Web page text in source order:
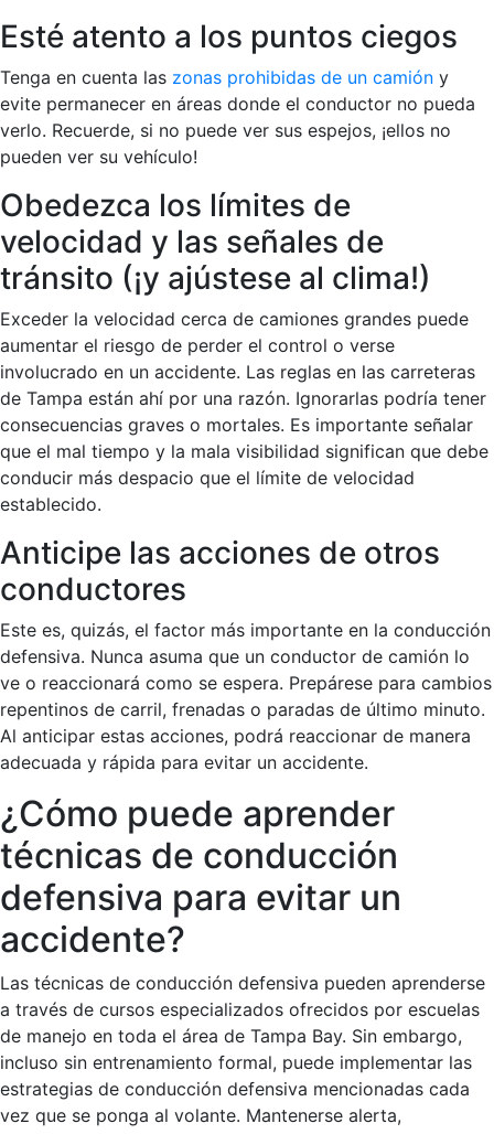
Esté atento a los puntos ciegos
Tenga en cuenta las zonas prohibidas de un camión y
evite permanecer en áreas donde el conductor no pueda
verlo. Recuerde, si no puede ver sus espejos, ¡ellos no
pueden ver su vehículo!
Obedezca los límites de
velocidad y las señales de
tránsito (¡y ajústese al clima!)
Exceder la velocidad cerca de camiones grandes puede
aumentar el riesgo de perder el control o verse
involucrado en un accidente. Las reglas en las carreteras
de Tampa están ahí por una razón. Ignorarlas podría tener
consecuencias graves o mortales. Es importante señalar
que el mal tiempo y la mala visibilidad significan que debe
conducir más despacio que el límite de velocidad
establecido.
Anticipe las acciones de otros
conductores
Este es, quizás, el factor más importante en la conducción
defensiva. Nunca asuma que un conductor de camión lo
ve o reaccionará como se espera. Prepárese para cambios
repentinos de carril, frenadas o paradas de último minuto.
Al anticipar estas acciones, podrá reaccionar de manera
adecuada y rápida para evitar un accidente.
¿Cómo puede aprender
técnicas de conducción
defensiva para evitar un
accidente?
Las técnicas de conducción defensiva pueden aprenderse
a través de cursos especializados ofrecidos por escuelas
de manejo en toda el área de Tampa Bay. Sin embargo,
incluso sin entrenamiento formal, puede implementar las
estrategias de conducción defensiva mencionadas cada
vez que se ponga al volante. Mantenerse alerta,